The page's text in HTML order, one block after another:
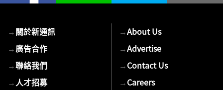
→關於新通訊
→廣告合作
→聯絡我們
→人才招募
→About Us
→Advertise
→Contact Us
→Careers